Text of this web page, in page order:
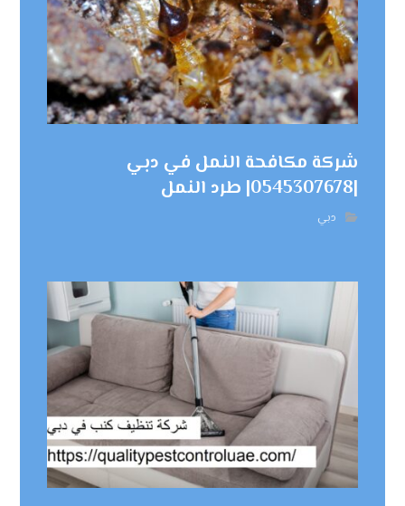
شركة مكافحة النمل في دبي
|0545307678| طرد النمل
دبي